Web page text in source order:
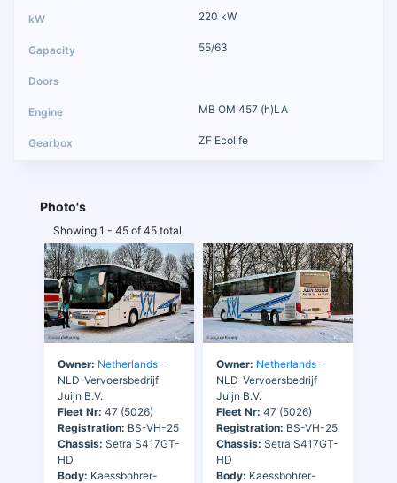
220 kW
55/63
MB OM 457 (h)LA
ZF Ecolife
Photo's
Showing 1 - 45 of 45 total
Owner: Netherlands -
NLD-Vervoersbedrijf
Juijn B.V.
Fleet Nr: 47 (5026)
Registration: BS-VH-25
Chassis: Setra S417GT-
HD
Body: Kaessbohrer-
Owner: Netherlands -
NLD-Vervoersbedrijf
Juijn B.V.
Fleet Nr: 47 (5026)
Registration: BS-VH-25
Chassis: Setra S417GT-
HD
Body: Kaessbohrer-